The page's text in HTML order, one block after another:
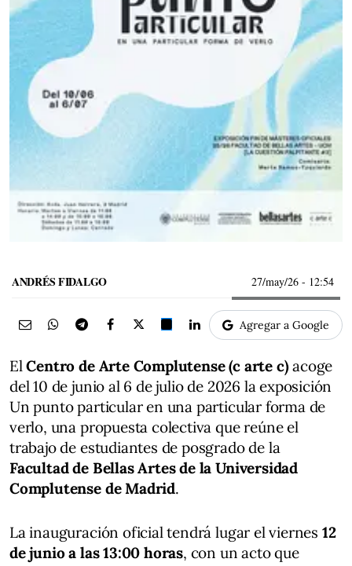
ANDRÉS FIDALGO 27/may/26 - 12:54
Agregar a Google
ElCentro de Arte Complutense (c arte c)acoge
del 10 de junio al 6 de julio de 2026 la exposición
Un punto particular en una particular forma de
verlo, una propuesta colectiva que reúne el
trabajo de estudiantes de posgrado de la
Facultad de Bellas Artes de la Universidad
Complutense de Madrid.
La inauguración oficial tendrá lugar el viernes 12
de junio a las 13:00 horas, con un acto que